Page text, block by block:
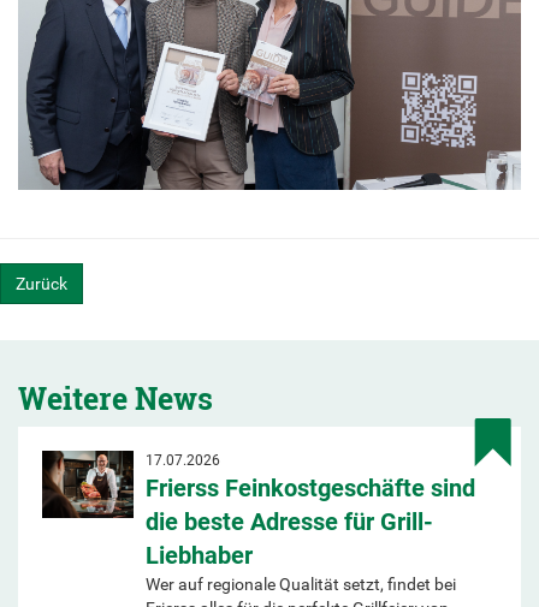
Zurück
Weitere News
17.07.2026
Frierss Feinkostgeschäfte sind
die beste Adresse für Grill-
Liebhaber
Wer auf regionale Qualität setzt, findet bei